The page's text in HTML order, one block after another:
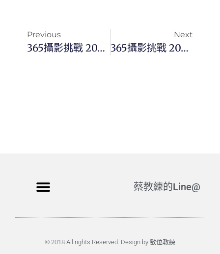
Previous
365攝影挑戰 20250404(五)094/365 Day3363
Next
365攝影挑戰 20250406(日)096/365 Day3365
蔡教練的Line@
© 2018 All rights Reserved. Design by 數位教練